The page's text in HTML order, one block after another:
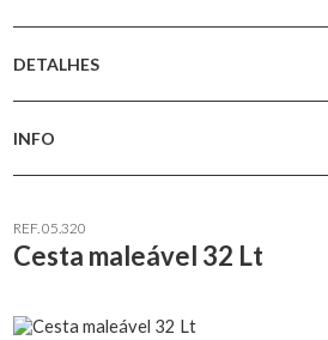
DETALHES
INFO
REF. 05.320
Cesta maleável 32 Lt